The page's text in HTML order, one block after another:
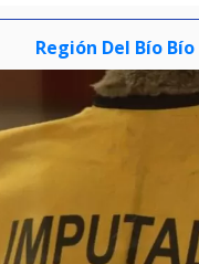
Región Del Bío Bío